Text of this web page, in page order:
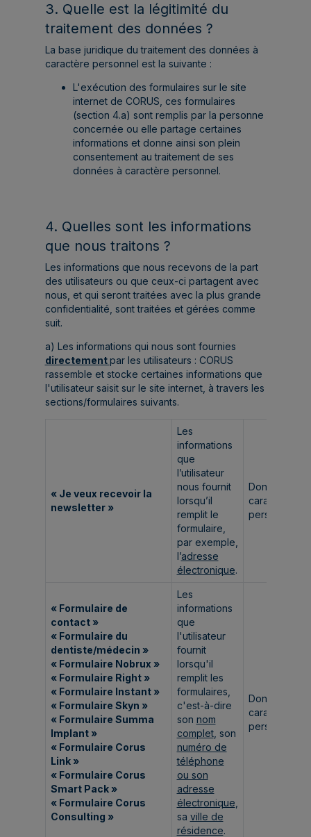
3. Quelle est la légitimité du
traitement des données ?
La base juridique du traitement des données à
caractère personnel est la suivante :
L'exécution des formulaires sur le site
internet de CORUS, ces formulaires
(section 4.a) sont remplis par la personne
concernée ou elle partage certaines
informations et donne ainsi son plein
consentement au traitement de ses
données à caractère personnel.
4. Quelles sont les informations
que nous traitons ?
Les informations que nous recevons de la part
des utilisateurs ou que ceux-ci partagent avec
nous, et qui seront traitées avec la plus grande
confidentialité, sont traitées et gérées comme
suit.
a) Les informations qui nous sont fournies
directementpar les utilisateurs : CORUS
rassemble et stocke certaines informations que
l'utilisateur saisit sur le site internet, à travers les
sections/formulaires suivants.
« Je veux recevoir la
newsletter »
Les
informations
que
l’utilisateur
nous fournit
lorsqu’il
remplit le
formulaire,
par exemple,
l’adresse
électronique.
Données à
caractère
personnel.
« Formulaire de
contact »
« Formulaire du
dentiste/médecin »
« Formulaire Nobrux »
« Formulaire Right »
« Formulaire Instant »
« Formulaire Skyn »
« Formulaire Summa
Implant »
« Formulaire Corus
Link »
« Formulaire Corus
Smart Pack »
« Formulaire Corus
Consulting »
Les
informations
que
l'utilisateur
fournit
lorsqu'il
remplit les
formulaires,
c'est-à-dire
son nom
complet, son
numéro de
téléphone
ou son
adresse
électronique
sa ville de
résidence.
Données à
caractère
personnel.